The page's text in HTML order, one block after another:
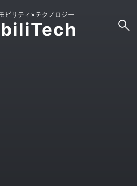
ビリティ×テクノロジー